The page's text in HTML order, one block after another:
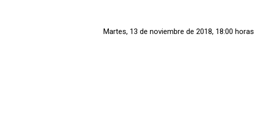
Martes, 13 de noviembre de 2018, 18:00 horas